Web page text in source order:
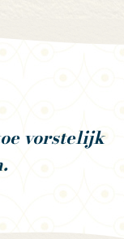
vorstelijk